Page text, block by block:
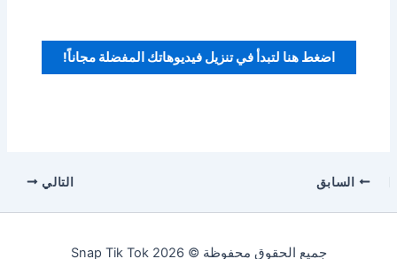
اضغط هنا لتبدأ في تنزيل فيديوهاتك المفضلة مجاناً!
السابق التالي
جميع الحقوق محفوظة © 2026 Snap Tik Tok